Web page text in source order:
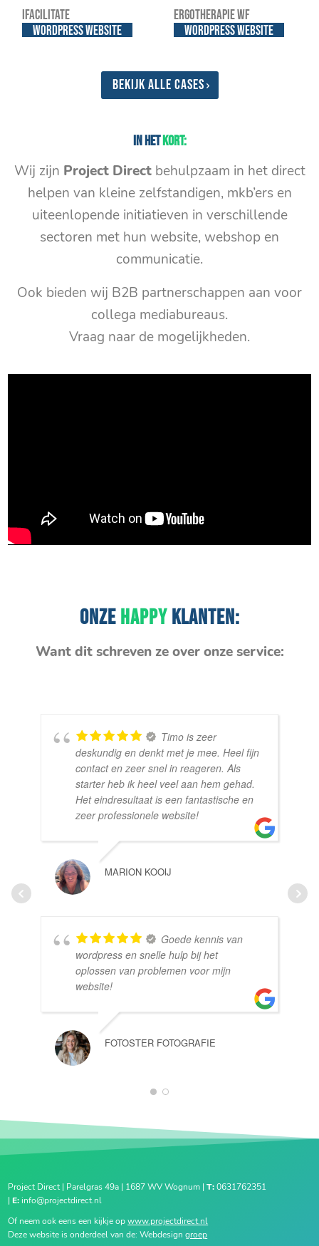
iFacilitate
WordPress website
Ergotherapie WF
WordPress website
Bekijk alle cases
In hetkort:
Wij zijn Project Direct behulpzaam in het direct
helpen van kleine zelfstandigen, mkb’ers en
uiteenlopende initiatieven in verschillende
sectoren met hun website, webshop en
communicatie.
Ook bieden wij B2B partnerschappen aan voor
collega mediabureaus.
Vraag naar de mogelijkheden.
ONZEHAPPYKLANTEN:
Want dit schreven ze over onze service:
Timo is zeer
deskundig en denkt met je mee. Heel fijn
contact en zeer snel in reageren. Als
starter heb ik heel veel aan hem gehad.
Het eindresultaat is een fantastische en
zeer professionele website!
MARION KOOIJ
Goede kennis van
wordpress en snelle hulp bij het
oplossen van problemen voor mijn
website!
FOTOSTER FOTOGRAFIE
1 2
Project Direct | Parelgras 49a | 1687 WV Wognum |T:0631762351
| E: info@projectdirect.nl
Of neem ook eens een kijkje opwww.projectdirect.nl
Deze website is onderdeel van de: Webdesigngroep